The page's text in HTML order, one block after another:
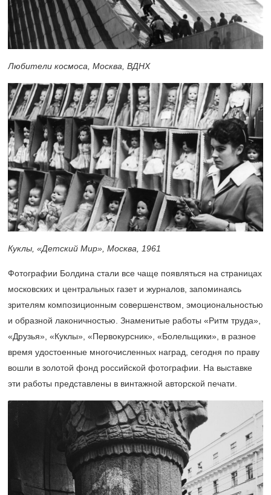
Любители космоса, Москва, ВДНХ
Куклы, «Детский Мир», Москва, 1961
Фотографии Болдина стали все чаще появляться на страницах
московских и центральных газет и журналов, запоминаясь
зрителям композиционным совершенством, эмоциональностью
и образной лаконичностью. Знаменитые работы «Ритм труда»,
«Друзья», «Куклы», «Первокурсник», «Болельщики», в разное
время удостоенные многочисленных наград, сегодня по праву
вошли в золотой фонд российской фотографии. На выставке
эти работы представлены в винтажной авторской печати.